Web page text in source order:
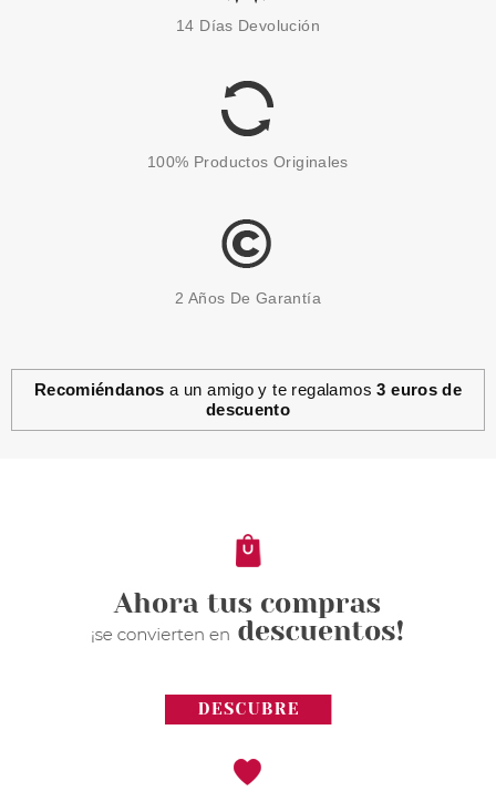
SPECTRUM 030 CANDY
4.44€
CATRICE
7.70€
14 Días Devolución
100% Productos Originales
2 Años De Garantía
Recomiéndanos a un amigo y te regalamos3 euros de
descuento